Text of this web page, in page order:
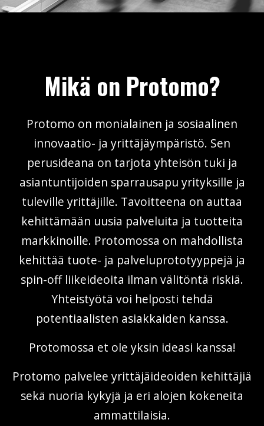
Mikä on Protomo?
Protomo on monialainen ja sosiaalinen
innovaatio- ja yrittäjäympäristö. Sen
perusideana on tarjota yhteisön tuki ja
asiantuntijoiden sparrausapu yrityksille ja
tuleville yrittäjille. Tavoitteena on auttaa
kehittämään uusia palveluita ja tuotteita
markkinoille. Protomossa on mahdollista
kehittää tuote- ja palveluprototyyppejä ja
spin-off liikeideoita ilman välitöntä riskiä.
Yhteistyötä voi helposti tehdä
potentiaalisten asiakkaiden kanssa.
Protomossa et ole yksin ideasi kanssa!
Protomo palvelee yrittäjäideoiden kehittäjiä
sekä nuoria kykyjä ja eri alojen kokeneita
ammattilaisia.